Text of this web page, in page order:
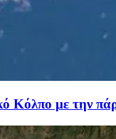
Κόλπο με την